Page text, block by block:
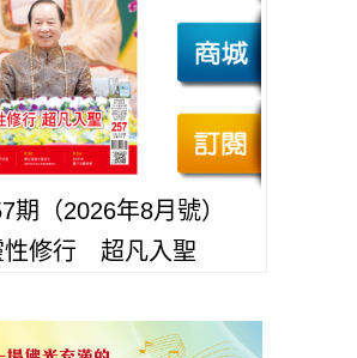
期（2026年8月號）
性修行 超凡入聖